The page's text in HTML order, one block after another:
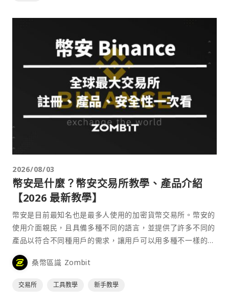
2026/08/03
幣安是什麼？幣安交易所教學、產品介紹
【2026 最新教學】
幣安是目前最知名也是最多人使用的加密貨幣交易所。幣安的
使用介面親民，且具備多種不同的語言，並提供了許多不同的
產品以符合不同種用戶的需求，讓用戶可以用多種不一樣的方
式來參與加密貨幣市場。
桑幣區識 Zombit
交易所 工具教學 新手教學